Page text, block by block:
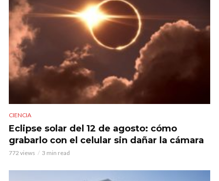
CIENCIA
Eclipse solar del 12 de agosto: cómo
grabarlo con el celular sin dañar la cámara
772 views 3 min read